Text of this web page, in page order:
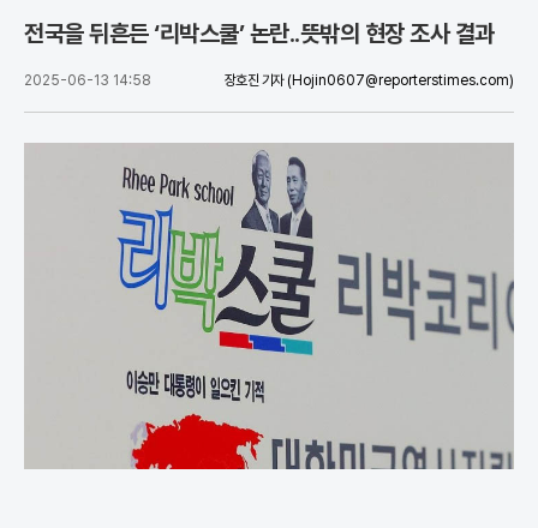
전국을 뒤흔든 ‘리박스쿨’ 논란..뜻밖의 현장 조사 결과
2025-06-13 14:58 장호진 기자 (Hojin0607@reporterstimes.com)